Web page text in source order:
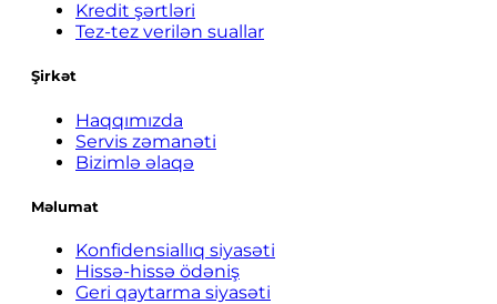
Kredit şərtləri
Tez-tez verilən suallar
Şirkət
Haqqımızda
Servis zəmanəti
Bizimlə əlaqə
Məlumat
Konfidensiallıq siyasəti
Hissə-hissə ödəniş
Geri qaytarma siyasəti